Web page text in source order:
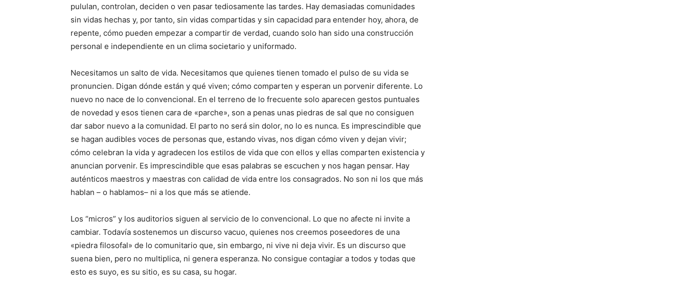
pululan, controlan, deciden o ven pasar tediosamente las tardes. Hay demasiadas comunidades
sin vidas hechas y, por tanto, sin vidas compartidas y sin capacidad para entender hoy, ahora, de
repente, cómo pueden empezar a compartir de verdad, cuando solo han sido una construcción
personal e independiente en un clima societario y uniformado.
Necesitamos un salto de vida. Necesitamos que quienes tienen tomado el pulso de su vida se
pronuncien. Digan dónde están y qué viven; cómo comparten y esperan un porvenir diferente. Lo
nuevo no nace de lo convencional. En el terreno de lo frecuente solo aparecen gestos puntuales
de novedad y esos tienen cara de «parche», son a penas unas piedras de sal que no consiguen
dar sabor nuevo a la comunidad. El parto no será sin dolor, no lo es nunca. Es imprescindible que
se hagan audibles voces de personas que, estando vivas, nos digan cómo viven y dejan vivir;
cómo celebran la vida y agradecen los estilos de vida que con ellos y ellas comparten existencia y
anuncian porvenir. Es imprescindible que esas palabras se escuchen y nos hagan pensar. Hay
auténticos maestros y maestras con calidad de vida entre los consagrados. No son ni los que más
hablan – o hablamos– ni a los que más se atiende.
Los “micros” y los auditorios siguen al servicio de lo convencional. Lo que no afecte ni invite a
cambiar. Todavía sostenemos un discurso vacuo, quienes nos creemos poseedores de una
«piedra filosofal» de lo comunitario que, sin embargo, ni vive ni deja vivir. Es un discurso que
suena bien, pero no multiplica, ni genera esperanza. No consigue contagiar a todos y todas que
esto es suyo, es su sitio, es su casa, su hogar.